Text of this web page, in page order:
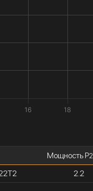
16 18
Мощность P2
2.2